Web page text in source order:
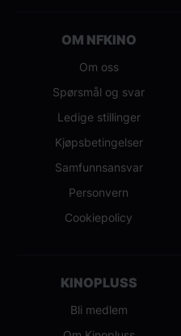
OM NFKINO
Om oss
Spørsmål og svar
Ledige stillinger
Kjøpsbetingelser
Samfunnsansvar
Personvern
Cookiepolicy
KINOPLUSS
Bli medlem